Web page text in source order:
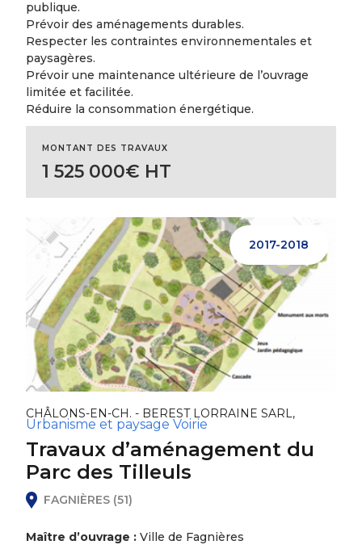
publique.
Prévoir des aménagements durables.
Respecter les contraintes environnementales et
paysagères.
Prévoir une maintenance ultérieure de l’ouvrage
limitée et facilitée.
Réduire la consommation énergétique.
MONTANT DES TRAVAUX
1 525 000€ HT
2017-2018
CHÂLONS-EN-CH. - BEREST LORRAINE SARL,
Urbanisme et paysage Voirie
Travaux d’aménagement du
Parc des Tilleuls
FAGNIÈRES (51)
Maître d’ouvrage : Ville de Fagnières